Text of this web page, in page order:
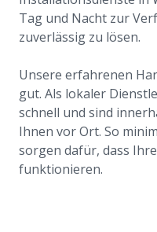
Tag und Nacht zur
zuverlässig zu lösen.
Unsere erfahrenen
gut. Als lokaler
schnell und sind
Ihnen vor Ort. So
sorgen dafür, dass
funktionieren.